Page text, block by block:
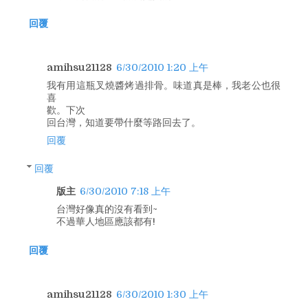
回覆
amihsu21128 6/30/2010 1:20 上午
我有用這瓶叉燒醬烤過排骨。味道真是棒，我老公也很
喜
歡。下次
回台灣，知道要帶什麼等路回去了。
回覆
回覆
版主 6/30/2010 7:18 上午
台灣好像真的沒有看到~
不過華人地區應該都有!
回覆
amihsu21128 6/30/2010 1:30 上午